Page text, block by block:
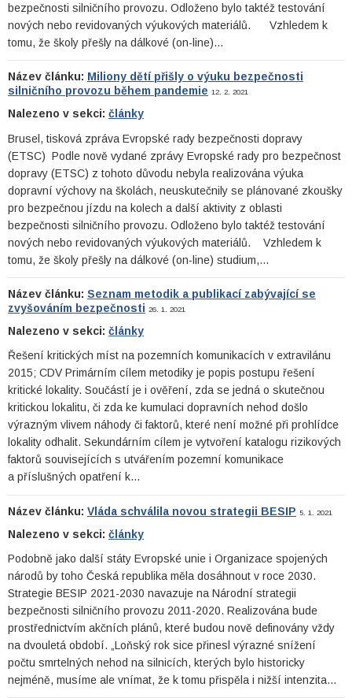
bezpečnosti silničního provozu. Odloženo bylo taktéž testování
nových nebo revidovaných výukových materiálů. Vzhledem k
tomu, že školy přešly na dálkové (on-line)…
Název článku: Miliony dětí přišly o výuku bezpečnosti
silničního provozu během pandemie 12. 2. 2021
Nalezeno v sekci: články
Brusel, tisková zpráva Evropské rady bezpečnosti dopravy
(ETSC) Podle nově vydané zprávy Evropské rady pro bezpečnost
dopravy (ETSC) z tohoto důvodu nebyla realizována výuka
dopravní výchovy na školách, neuskutečnily se plánované zkoušky
pro bezpečnou jízdu na kolech a další aktivity z oblasti
bezpečnosti silničního provozu. Odloženo bylo taktéž testování
nových nebo revidovaných výukových materiálů. Vzhledem k
tomu, že školy přešly na dálkové (on-line) studium,…
Název článku: Seznam metodik a publikací zabývající se
zvyšováním bezpečnosti 26. 1. 2021
Nalezeno v sekci: články
Řešení kritických míst na pozemních komunikacích v extravilánu
2015; CDV Primárním cílem metodiky je popis postupu řešení
kritické lokality. Součástí je i ověření, zda se jedná o skutečnou
kritickou lokalitu, či zda ke kumulaci dopravních nehod došlo
výrazným vlivem náhody či faktorů, které není možné při prohlídce
lokality odhalit. Sekundárním cílem je vytvoření katalogu rizikových
faktorů souvisejících s utvářením pozemní komunikace
a příslušných opatření k…
Název článku: Vláda schválila novou strategii BESIP 5. 1. 2021
Nalezeno v sekci: články
Podobně jako další státy Evropské unie i Organizace spojených
národů by toho Česká republika měla dosáhnout v roce 2030.
Strategie BESIP 2021-2030 navazuje na Národní strategii
bezpečnosti silničního provozu 2011-2020. Realizována bude
prostřednictvím akčních plánů, které budou nově definovány vždy
na dvouletá období. „Loňský rok sice přinesl výrazné snížení
počtu smrtelných nehod na silnicích, kterých bylo historicky
nejméně, musíme ale vnímat, že k tomu přispěla i nižší intenzita…